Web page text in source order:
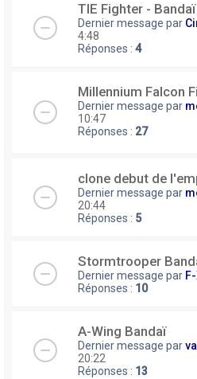
TIE Fighter -
Dernier message par
4:48
Réponses : 4
Millennium Falcon
Dernier message par
10:47
Réponses : 27
clone debut de
Dernier message par
20:44
Réponses : 5
Stormtrooper
Dernier message par
Réponses : 10
A-Wing Bandaï
Dernier message par
20:22
Réponses : 13